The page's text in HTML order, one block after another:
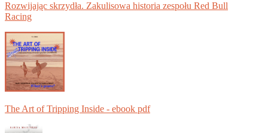
Rozwijając skrzydła. Zakulisowa historia zespołu Red Bull
Racing
The Art of Tripping Inside - ebook pdf